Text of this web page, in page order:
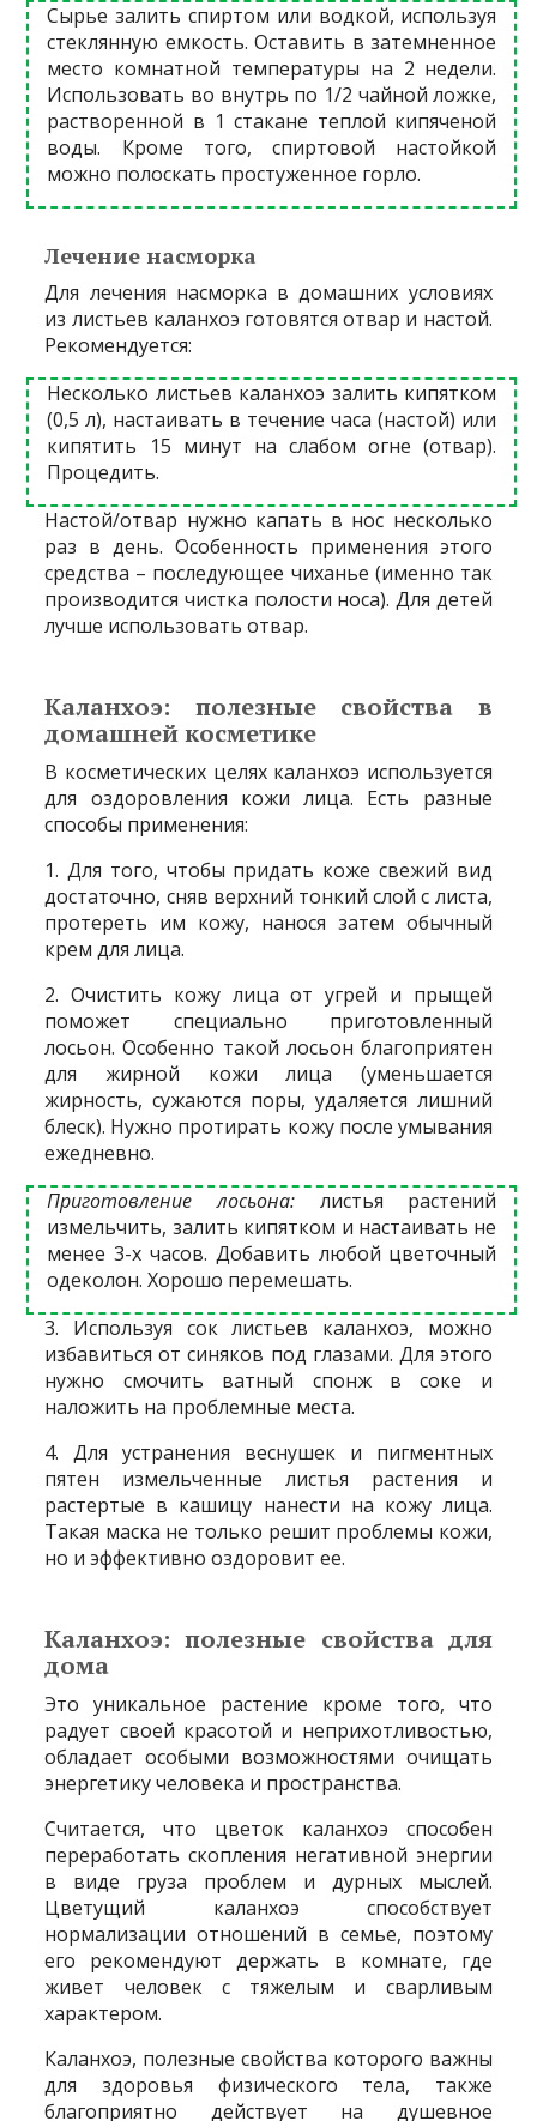
Сырье залить спиртом или водкой, используя
стеклянную емкость. Оставить в затемненное
место комнатной температуры на 2 недели.
Использовать во внутрь по 1/2 чайной ложке,
растворенной в 1 стакане теплой кипяченой
воды. Кроме того, спиртовой настойкой
можно полоскать простуженное горло.
Лечение насморка
Для лечения насморка в домашних условиях
из листьев каланхоэ готовятся отвар и настой.
Рекомендуется:
Несколько листьев каланхоэ залить кипятком
(0,5 л), настаивать в течение часа (настой) или
кипятить 15 минут на слабом огне (отвар).
Процедить.
Настой/отвар нужно капать в нос несколько
раз в день. Особенность применения этого
средства – последующее чиханье (именно так
производится чистка полости носа). Для детей
лучше использовать отвар.
Каланхоэ: полезные свойства в
домашней косметике
В косметических целях каланхоэ используется
для оздоровления кожи лица. Есть разные
способы применения:
1. Для того, чтобы придать коже свежий вид
достаточно, сняв верхний тонкий слой с листа,
протереть им кожу, нанося затем обычный
крем для лица.
2. Очистить кожу лица от угрей и прыщей
поможет специально приготовленный
лосьон. Особенно такой лосьон благоприятен
для жирной кожи лица (уменьшается
жирность, сужаются поры, удаляется лишний
блеск). Нужно протирать кожу после умывания
ежедневно.
Приготовление лосьона: листья растений
измельчить, залить кипятком и настаивать не
менее 3-х часов. Добавить любой цветочный
одеколон. Хорошо перемешать.
3. Используя сок листьев каланхоэ, можно
избавиться от синяков под глазами. Для этого
нужно смочить ватный спонж в соке и
наложить на проблемные места.
4. Для устранения веснушек и пигментных
пятен измельченные листья растения и
растертые в кашицу нанести на кожу лица.
Такая маска не только решит проблемы кожи,
но и эффективно оздоровит ее.
Каланхоэ: полезные свойства для
дома
Это уникальное растение кроме того, что
радует своей красотой и неприхотливостью,
обладает особыми возможностями очищать
энергетику человека и пространства.
Считается, что цветок каланхоэ способен
переработать скопления негативной энергии
в виде груза проблем и дурных мыслей.
Цветущий каланхоэ способствует
нормализации отношений в семье, поэтому
его рекомендуют держать в комнате, где
живет человек с тяжелым и сварливым
характером.
Каланхоэ, полезные свойства которого важны
для здоровья физического тела, также
благоприятно действует на душевное